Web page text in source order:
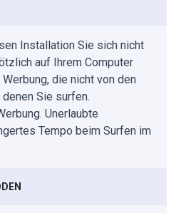
Installation Sie sich nicht
auf Ihrem Computer
die nicht von den
Sie surfen.
Unerlaubte
Tempo beim Surfen im